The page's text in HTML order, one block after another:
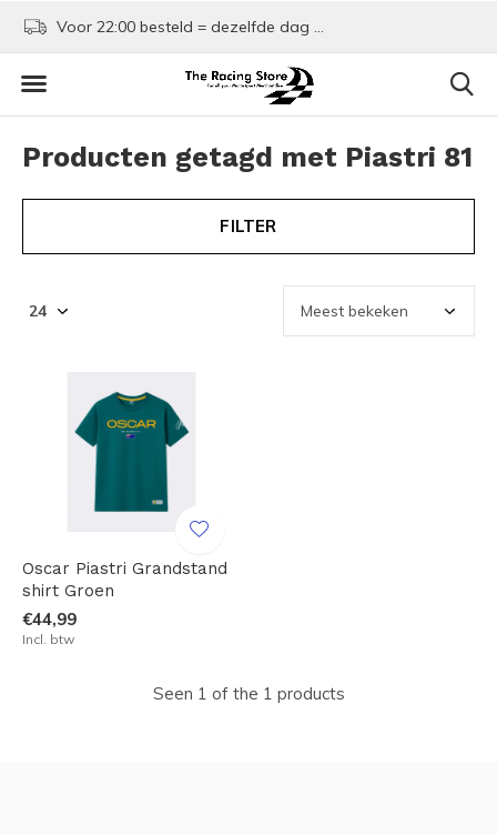
Voor 22:00 besteld = dezelfde dag verzonden!
Producten getagd met Piastri 81
FILTER
Oscar Piastri Grandstand
shirt Groen
€44,99
Incl. btw
Seen 1 of the 1 products